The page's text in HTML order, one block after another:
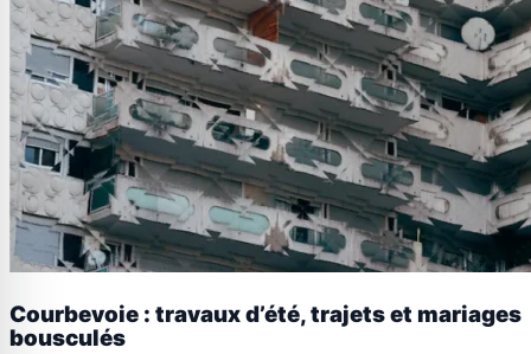
Courbevoie : travaux d’été, trajets et mariages
bousculés